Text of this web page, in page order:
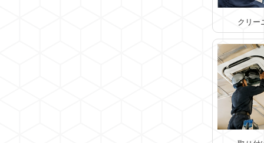
クリー